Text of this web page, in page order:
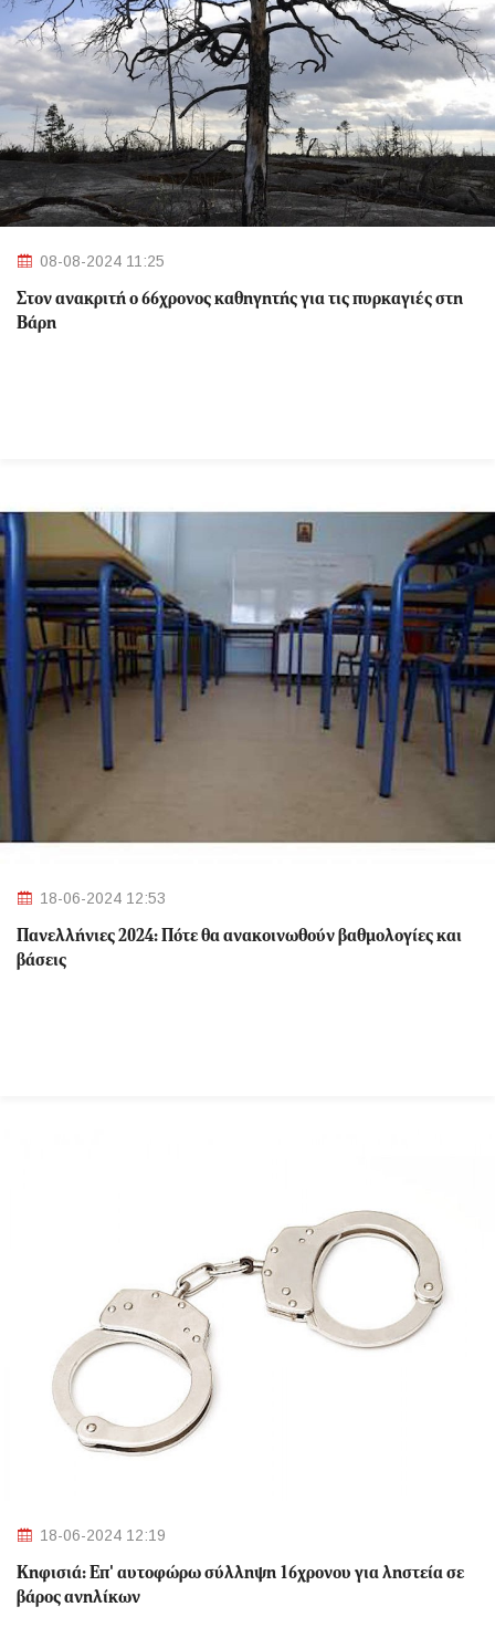
08-08-2024 11:25
Στον ανακριτή ο 66χρονος καθηγητής για τις πυρκαγιές στη
Βάρη
18-06-2024 12:53
Πανελλήνιες 2024: Πότε θα ανακοινωθούν βαθμολογίες και
βάσεις
18-06-2024 12:19
Κηφισιά: Eπ' αυτοφώρω σύλληψη 16χρονου για ληστεία σε
βάρος ανηλίκων